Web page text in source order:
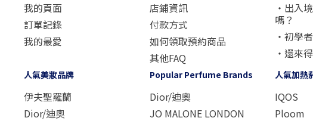
我的頁面
訂單記錄
我的最愛
店鋪資訊
付款方式
如何領取預約商品
其他FAQ
・出入
嗎？
・初學
・還來
人氣美妝品牌
伊夫聖羅蘭
Dior/迪奧
Popular Perfume Brands
Dior/迪奧
JO MALONE LONDON
人氣加熱
IQOS
Ploom